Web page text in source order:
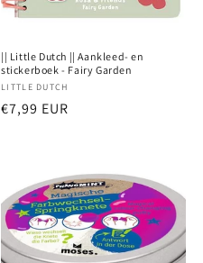
|| Little Dutch || Aankleed- en
stickerboek - Fairy Garden
Verkoper:
LITTLE DUTCH
Normale
€7,99 EUR